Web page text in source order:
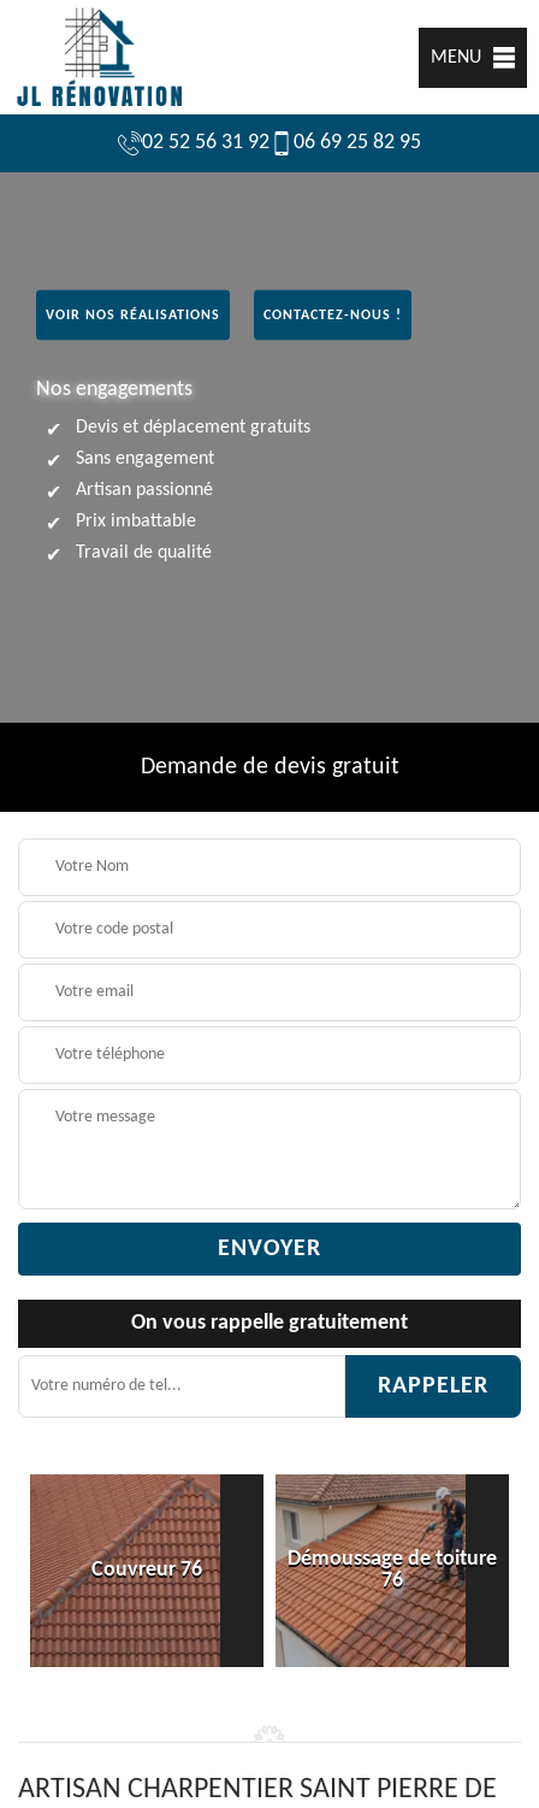
MENU
02 52 56 31 92 06 69 25 82 95
VOIR NOS RÉALISATIONS CONTACTEZ-NOUS !
Nos engagements
Devis et déplacement gratuits
Sans engagement
Artisan passionné
Prix imbattable
Travail de qualité
Demande de devis gratuit
On vous rappelle gratuitement
Couvreur 76
Démoussage de toiture
76
ARTISAN CHARPENTIER SAINT PIERRE DE